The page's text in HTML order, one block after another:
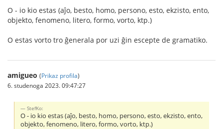
O - io kio estas (aĵo, besto, homo, persono, esto, ekzisto, ento,
objekto, fenomeno, litero, formo, vorto, ktp.)
O estas vorto tro ĝenerala por uzi ĝin escepte de gramatiko.
amigueo (Prikaz profila)
6. studenoga 2023. 09:47:27
StefKo:
O - io kio estas (aĵo, besto, homo, persono, esto, ekzisto, ento,
objekto, fenomeno, litero, formo, vorto, ktp.)